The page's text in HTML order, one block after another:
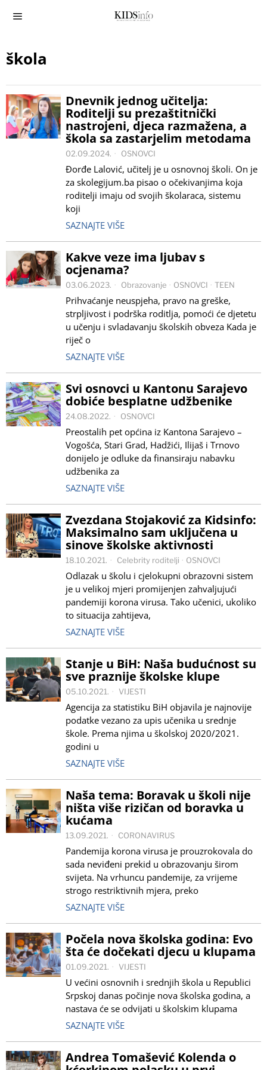
škola
Dnevnik jednog učitelja:
Roditelji su prezaštitnički
nastrojeni, djeca razmažena, a
škola sa zastarjelim metodama
02.09.2024. OSNOVCI
Đorđe Lalović, učitelj je u osnovnoj školi. On je
za skolegijum.ba pisao o očekivanjima koja
roditelji imaju od svojih školaraca, sistemu
koji
SAZNAJTE VIŠE
Kakve veze ima ljubav s
ocjenama?
03.06.2023. Obrazovanje · OSNOVCI · TEEN
Prihvaćanje neuspjeha, pravo na greške,
strpljivost i podrška roditlja, pomoći će djetetu
u učenju i svladavanju školskih obveza Kada je
riječ o
SAZNAJTE VIŠE
Svi osnovci u Kantonu Sarajevo
dobiće besplatne udžbenike
24.08.2022. OSNOVCI
Preostalih pet općina iz Kantona Sarajevo –
Vogošća, Stari Grad, Hadžići, Ilijaš i Trnovo
donijelo je odluke da finansiraju nabavku
udžbenika za
SAZNAJTE VIŠE
Zvezdana Stojaković za Kidsinfo:
Maksimalno sam uključena u
sinove školske aktivnosti
18.10.2021. Celebrity roditelji · OSNOVCI
Odlazak u školu i cjelokupni obrazovni sistem
je u velikoj mjeri promijenjen zahvaljujući
pandemiji korona virusa. Tako učenici, ukoliko
to situacija zahtijeva,
SAZNAJTE VIŠE
Stanje u BiH: Naša budućnost su
sve praznije školske klupe
05.10.2021. VIJESTI
Agencija za statistiku BiH objavila je najnovije
podatke vezano za upis učenika u srednje
škole. Prema njima u školskoj 2020/2021.
godini u
SAZNAJTE VIŠE
Naša tema: Boravak u školi nije
ništa više rizičan od boravka u
kućama
13.09.2021. CORONAVIRUS
Pandemija korona virusa je prouzrokovala do
sada neviđeni prekid u obrazovanju širom
svijeta. Na vrhuncu pandemije, za vrijeme
strogo restriktivnih mjera, preko
SAZNAJTE VIŠE
Počela nova školska godina: Evo
šta će dočekati djecu u klupama
01.09.2021. VIJESTI
U većini osnovnih i srednjih škola u Republici
Srpskoj danas počinje nova školska godina, a
nastava će se odvijati u školskim klupama
SAZNAJTE VIŠE
Andrea Tomašević Kolenda o